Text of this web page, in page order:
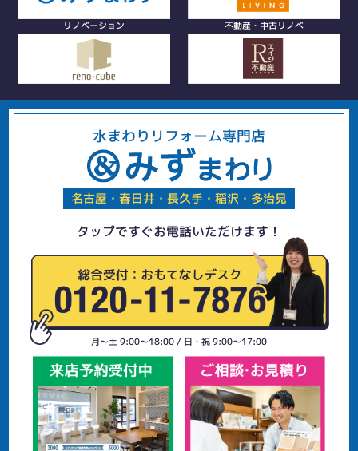
リノベーション 不動産・中古リノベ
水まわりリフォーム専門店
名古屋・春日井・長久手・稲沢・多治見
タップですぐお電話いただけます！
月〜土 9:00〜18:00 / 日・祝 9:00〜17:00